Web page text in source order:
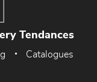
Tendances
Catalogues